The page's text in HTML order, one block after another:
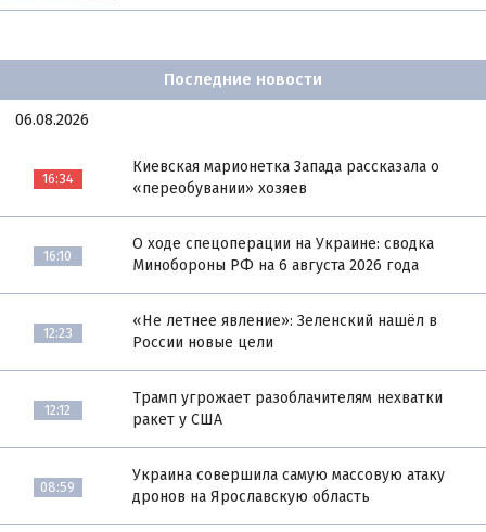
Последние новости
06.08.2026
16:34
Киевская марионетка Запада рассказала о
«переобувании» хозяев
16:10
О ходе спецоперации на Украине: сводка
Минобороны РФ на 6 августа 2026 года
12:23
«Не летнее явление»: Зеленский нашёл в
России новые цели
12:12
Трамп угрожает разоблачителям нехватки
ракет у США
08:59
Украина совершила самую массовую атаку
дронов на Ярославскую область